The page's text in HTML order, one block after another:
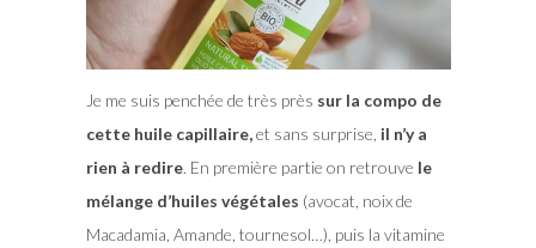
Je me suis penchée de très près sur la compo de
cette huile capillaire,et sans surprise, il n’y a
rien à redire. En première partie on retrouve le
mélange d’huiles végétales (avocat, noix de
Macadamia, Amande, tournesol…), puis la vitamine